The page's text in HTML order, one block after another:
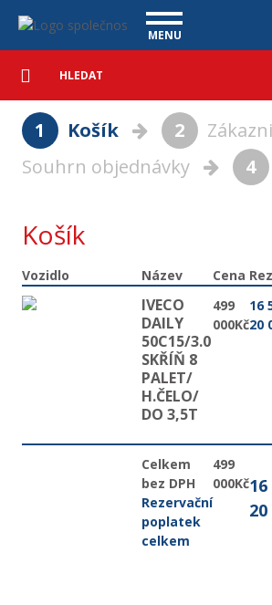
Navigace
MENU
VÝKUP VOZŮ
ÚVĚR ZDARMA
ZÁRUKA NA OJETÉ VOZY
ONLINE VIDEO PROHLÍDKY
UPLATNĚNÍ VAD
NÁŠ TÝM
NAŠE VIDEA
MAGAZÍN
KONTAKT
Podrobné
vyhledávání
Vyhledat
1 Košík 2
Souhrn objednávky
4
Košík
Vozidlo Název Cena
IVECO
DAILY
50C15/3.0
SKŘÍŇ 8
PALET/
H.ČELO/
DO 3,5T
499
000Kč
16
20
Celkem
bez DPH
Rezervační
poplatek
celkem
499
000Kč16